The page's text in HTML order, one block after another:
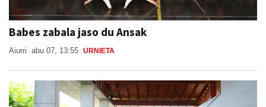
Babes zabala jaso du Ansak
Aiurri abu 07, 13:55 URNIETA